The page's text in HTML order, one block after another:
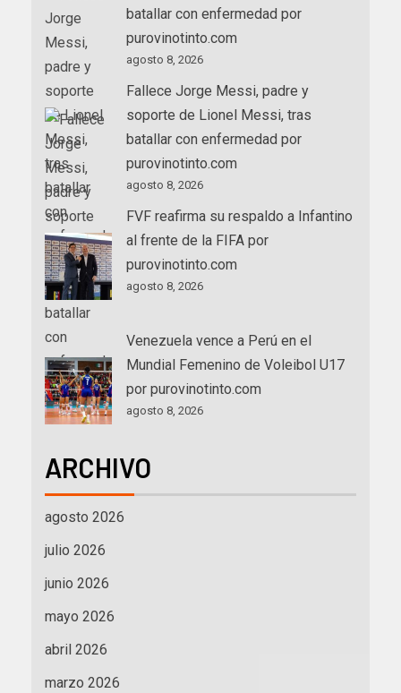
batallar con enfermedad por
purovinotinto.com
agosto 8, 2026
Fallece Jorge Messi, padre y
soporte de Lionel Messi, tras
batallar con enfermedad por
purovinotinto.com
agosto 8, 2026
FVF reafirma su respaldo a Infantino
al frente de la FIFA por
purovinotinto.com
agosto 8, 2026
Venezuela vence a Perú en el
Mundial Femenino de Voleibol U17
por purovinotinto.com
agosto 8, 2026
ARCHIVO
agosto 2026
julio 2026
junio 2026
mayo 2026
abril 2026
marzo 2026